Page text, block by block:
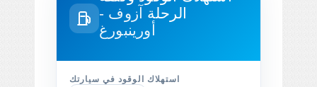
الرحلة آزوف -
أورينبورغ
استهلاك الوقود في سيارتك